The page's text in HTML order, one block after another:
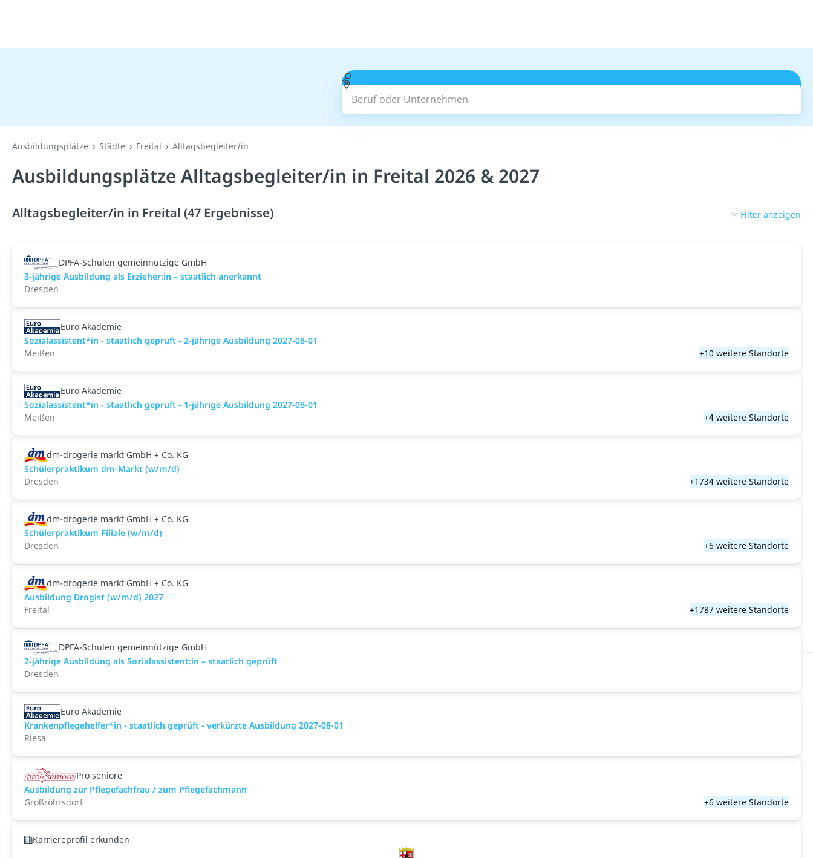
Beruf oder Unternehmen
Ausbildungsplätze Städte Freital Alltagsbegleiter/in
Ausbildungsplätze Alltagsbegleiter/in in Freital 2026 & 2027
Alltagsbegleiter/in in Freital (47 Ergebnisse) Filter anzeigen
DPFA-Schulen gemeinnützige GmbH
3-jährige Ausbildung als Erzieher:in – staatlich anerkannt
Dresden
Euro Akademie
Sozialassistent*in - staatlich geprüft - 2-jährige Ausbildung 2027-08-01
Meißen
+10 weitere Standorte
Euro Akademie
Sozialassistent*in - staatlich geprüft - 1-jährige Ausbildung 2027-08-01
Meißen
+4 weitere Standorte
dm-drogerie markt GmbH + Co. KG
Schülerpraktikum dm-Markt (w/m/d)
Dresden
+1734 weitere Standorte
dm-drogerie markt GmbH + Co. KG
Schülerpraktikum Filiale (w/m/d)
Dresden
+6 weitere Standorte
dm-drogerie markt GmbH + Co. KG
Ausbildung Drogist (w/m/d) 2027
Freital
+1787 weitere Standorte
DPFA-Schulen gemeinnützige GmbH
2-jährige Ausbildung als Sozialassistent:in – staatlich geprüft
Dresden
Euro Akademie
Krankenpflegehelfer*in - staatlich geprüft - verkürzte Ausbildung 2027-08-01
Riesa
Pro seniore
Ausbildung zur Pflegefachfrau / zum Pflegefachmann
Großröhrsdorf
+6 weitere Standorte
Karriereprofil erkunden